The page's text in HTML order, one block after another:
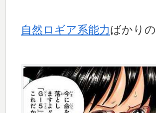
自然ロギア系能力ばかり